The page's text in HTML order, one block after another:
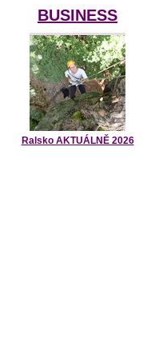
BUSINESS
Ralsko AKTUÁLNĚ 2026